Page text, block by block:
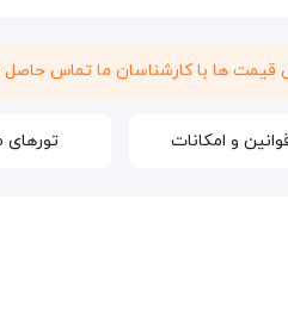
ها با کارشناسان ما تماس
و امکانات تورهای